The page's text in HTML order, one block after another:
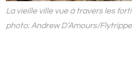
La vieille ville vue à travers les
photo: Andrew D’Amours/